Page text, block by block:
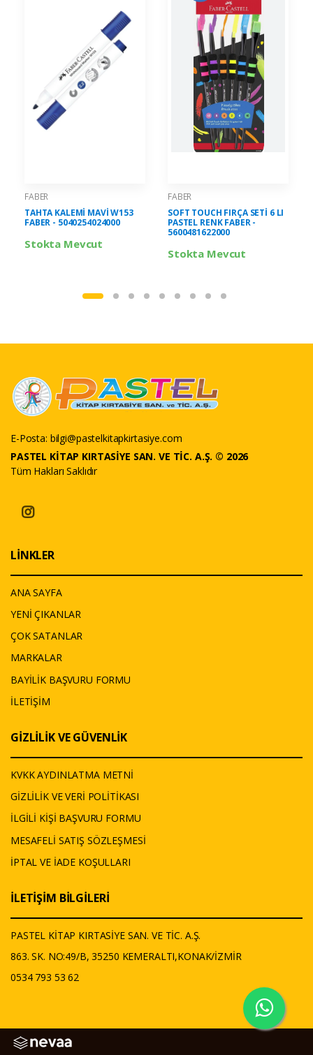
FABER
TAHTA KALEMİ MAVİ W153
FABER - 5040254024000
Stokta Mevcut
FABER
SOFT TOUCH FIRÇA SETİ 6 LI
PASTEL RENK FABER -
5600481622000
Stokta Mevcut
E-Posta: bilgi@pastelkitapkirtasiye.com
PASTEL KİTAP KIRTASİYE SAN. VE TİC. A.Ş. © 2026
Tüm Hakları Saklıdır
LİNKLER
ANA SAYFA
YENİ ÇIKANLAR
ÇOK SATANLAR
MARKALAR
BAYİLİK BAŞVURU FORMU
İLETİŞİM
GİZLİLİK VE GÜVENLİK
KVKK AYDINLATMA METNİ
GİZLİLİK VE VERİ POLİTİKASI
İLGİLİ KİŞİ BAŞVURU FORMU
MESAFELİ SATIŞ SÖZLEŞMESİ
İPTAL VE İADE KOŞULLARI
İLETİŞİM BİLGİLERİ
PASTEL KİTAP KIRTASİYE SAN. VE TİC. A.Ş.
863. SK. NO:49/B, 35250 KEMERALTI,KONAK/İZMİR
0534 793 53 62